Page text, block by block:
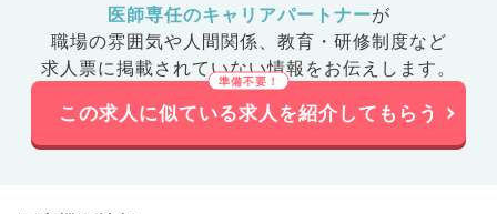
系、膠原病科、スポーツ整形外
科、大腸・肛門外科、その他、産
業医、科目不問
医師専任のキャリアパートナーが
職場の雰囲気や人間関係、 教育・研修制度など
求人票に掲載されていない情報をお伝えします。
この求人に似ている求人を紹介してもらう